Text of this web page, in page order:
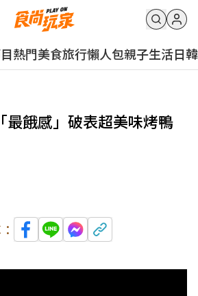
熱門美食旅行懶人包親子生活日韓
最餓感」破表超美味烤鴨